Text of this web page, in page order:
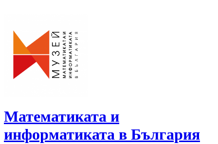
Математиката и
информатиката в България